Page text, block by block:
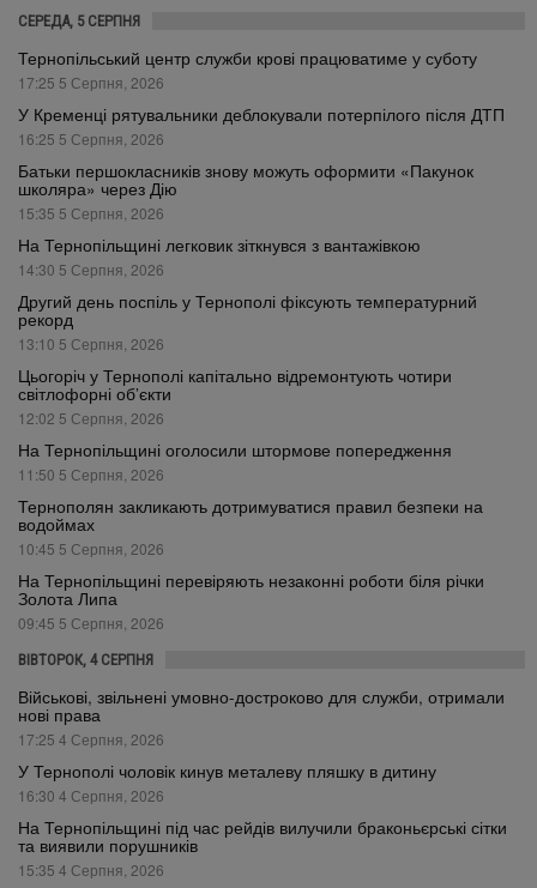
СЕРЕДА, 5 СЕРПНЯ
Тернопільський центр служби крові працюватиме у суботу
17:25 5 Серпня, 2026
У Кременці рятувальники деблокували потерпілого після ДТП
16:25 5 Серпня, 2026
Батьки першокласників знову можуть оформити «Пакунок
школяра» через Дію
15:35 5 Серпня, 2026
На Тернопільщині легковик зіткнувся з вантажівкою
14:30 5 Серпня, 2026
Другий день поспіль у Тернополі фіксують температурний
рекорд
13:10 5 Серпня, 2026
Цьогоріч у Тернополі капітально відремонтують чотири
світлофорні об’єкти
12:02 5 Серпня, 2026
На Тернопільщині оголосили штормове попередження
11:50 5 Серпня, 2026
Тернополян закликають дотримуватися правил безпеки на
водоймах
10:45 5 Серпня, 2026
На Тернопільщині перевіряють незаконні роботи біля річки
Золота Липа
09:45 5 Серпня, 2026
ВІВТОРОК, 4 СЕРПНЯ
Військові, звільнені умовно-достроково для служби, отримали
нові права
17:25 4 Серпня, 2026
У Тернополі чоловік кинув металеву пляшку в дитину
16:30 4 Серпня, 2026
На Тернопільщині під час рейдів вилучили браконьєрські сітки
та виявили порушників
15:35 4 Серпня, 2026